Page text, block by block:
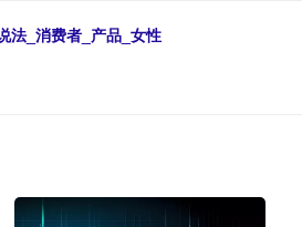
法_消费者_产品_女性